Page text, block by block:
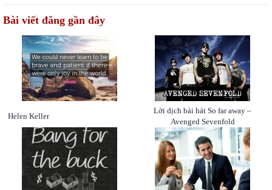
Bài viết đăng gần đây
Helen Keller
Lời dịch bài hát So far away –
Avenged Sevenfold